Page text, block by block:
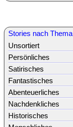
Stories nach Thema
Unsortiert
Persönliches
Satirisches
Fantastisches
Abenteuerliches
Nachdenkliches
Historisches